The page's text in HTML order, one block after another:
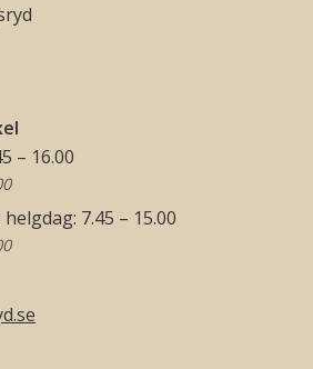
– 16.00
7.45 – 15.00